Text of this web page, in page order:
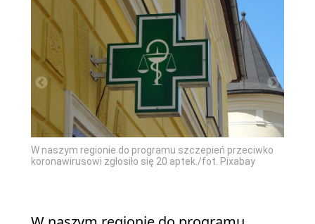
W naszym regionie do programu szczepień przeciwko
koronawirusowi zgłosiło się 20 aptek./fot. Pixabay